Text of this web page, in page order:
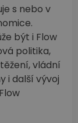
s nebo v
být i Flow
politika,
vládní
i další vývoj